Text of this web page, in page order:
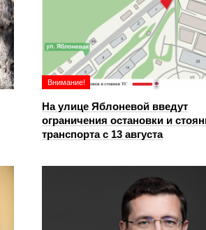
Внимание!
На улице Яблоневой введут
ограничения остановки и
транспорта с 13 августа